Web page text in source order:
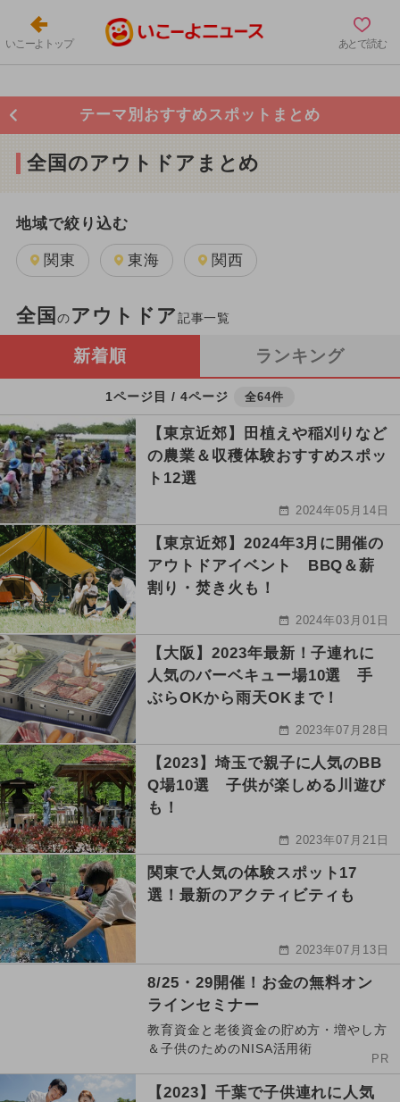
いこーよトップ あとで読む
テーマ別おすすめスポットまとめ
全国のアウトドアまとめ
地域で絞り込む
関東 東海 関西
全国 のアウトドア記事一覧
新着順 ランキング
1ページ目 / 4ページ 全64件
【東京近郊】田植えや稲刈りなど
の農業＆収穫体験おすすめスポッ
ト12選
2024年05月14日
【東京近郊】2024年3月に開催の
アウトドアイベント BBQ＆薪
割り・焚き火も！
2024年03月01日
【大阪】2023年最新！子連れに
人気のバーベキュー場10選 手
ぶらOKから雨天OKまで！
2023年07月28日
【2023】埼玉で親子に人気のBB
Q場10選 子供が楽しめる川遊び
も！
2023年07月21日
関東で人気の体験スポット17
選！最新のアクティビティも
2023年07月13日
8/25・29開催！お金の無料オン
ラインセミナー
教育資金と老後資金の貯め方・増やし方
＆子供のためのNISA活用術
PR
【2023】千葉で子供連れに人気